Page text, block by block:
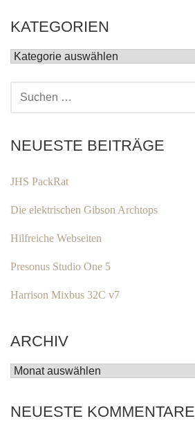
KATEGORIEN
KATEGORIEN
NEUESTE BEITRÄGE
JHS PackRat
Die elektrischen Gibson Archtops
Hilfreiche Webseiten
Presonus Studio One 5
Harrison Mixbus 32C v7
ARCHIV
ARCHIV
NEUESTE KOMMENTARE